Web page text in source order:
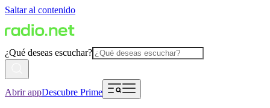
Saltar al contenido
¿Qué deseas escuchar?
Abrir appDescubre Prime